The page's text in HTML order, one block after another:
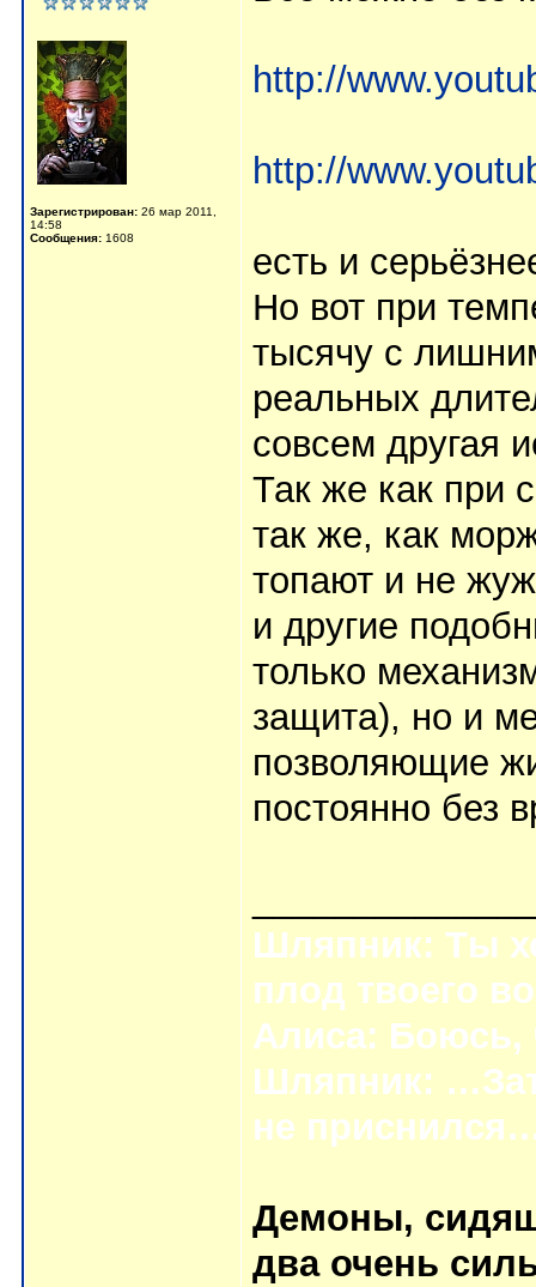
Зарегистрирован: 26 мар 2011,
14:58
Сообщения: 1608
http://
http://
есть и
Но вот при
тысячу с
реальных
совсем другая
Так же как при
так же, как
топают и не
и другие
только
защита), но и
позволяющие
постоянно без
Шляпник: Ты
плод твоего
Алиса: Боюсь,
Шляпник:
не
Демоны,
два очень